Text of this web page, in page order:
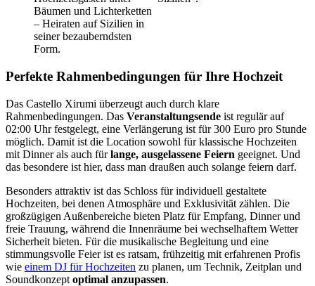
Perfekte Rahmenbedingungen für Ihre Hochzeit
Das Castello Xirumi überzeugt auch durch klare
Rahmenbedingungen. Das Veranstaltungsende ist regulär auf
02:00 Uhr festgelegt, eine Verlängerung ist für 300 Euro pro Stunde
möglich. Damit ist die Location sowohl für klassische Hochzeiten
mit Dinner als auch fürlange, ausgelassene Feiern geeignet. Und
das besondere ist hier, dass man draußen auch solange feiern darf.
Besonders attraktiv ist das Schloss für individuell gestaltete
Hochzeiten, bei denen Atmosphäre und Exklusivität zählen. Die
großzügigen Außenbereiche bieten Platz für Empfang, Dinner und
freie Trauung, während die Innenräume bei wechselhaftem Wetter
Sicherheit bieten. Für die musikalische Begleitung und eine
stimmungsvolle Feier ist es ratsam, frühzeitig mit erfahrenen Profis
wie einem DJ für Hochzeiten zu planen, um Technik, Zeitplan und
Soundkonzept optimal anzupassen.